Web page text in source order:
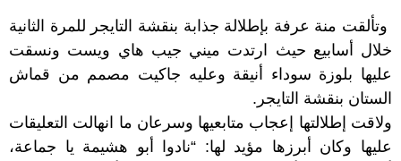
وتألقت منة عرفة بإطلالة جذابة بنقشة التايجر للمرة الثانية
خلال أسابيع حيث ارتدت ميني جيب هاي ويست ونسقت
عليها بلوزة سوداء أنيقة وعليه جاكيت مصمم من قماش
الستان بنقشة التايجر.
ولاقت إطلالتها إعجاب متابعيها وسرعان ما انهالت التعليقات
عليها وكان أبرزها مؤيد لها: “نادوا أبو هشيمة يا جماعة،